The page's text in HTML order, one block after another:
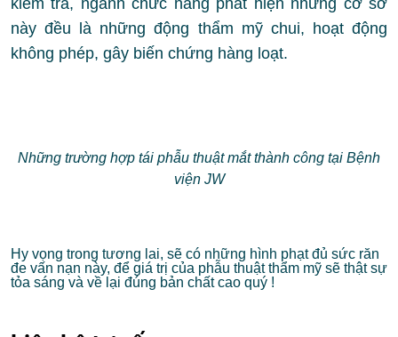
kiểm tra, ngành chức năng phát hiện những cơ sở
này đều là những động thẩm mỹ chui, hoạt động
không phép, gây biến chứng hàng loạt.
Những trường hợp tái phẫu thuật mắt thành công tại Bệnh
viện JW
Hy vọng trong tương lai, sẽ có những hình phạt đủ sức răn
đe vấn nạn này, để giá trị của phẫu thuật thẩm mỹ sẽ thật sự
tỏa sáng và về lại đúng bản chất cao quý !